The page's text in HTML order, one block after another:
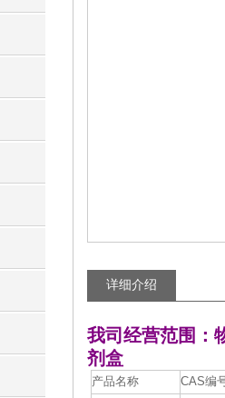
详细介绍
我司经营范围：
剂盒
产品名称
CAS编